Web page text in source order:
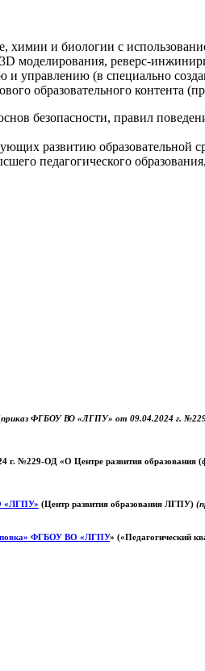
химии и биологии с
моделирования, реверс-
управлению (в специально
образовательного
безопасности, правил
развитию
педагогического
приказ ФГБОУ ВО «ЛГПУ» от 09.04.2024 г. №229-
г. №229-ОД «О Центре развития образования
«ЛГПУ» (Центр развития образования ЛГПУ)
ФГБОУ ВО «ЛГПУ» («Педагогический